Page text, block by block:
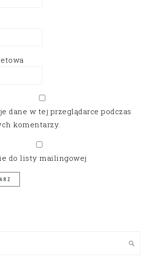
dane w tej przeglądarce podczas
komentarzy.
do listy mailingowej